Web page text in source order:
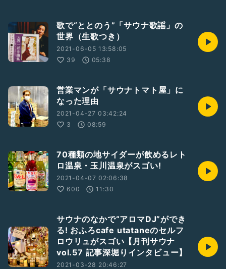
歌で“ととのう”「サウナ歌謡」の
世界（生歌つき）
2021-06-05 13:58:05
39
05:38
営業マンが「サウナトマト屋」に
なった理由
2021-04-27 03:42:24
3
08:59
70種類の地サイダーが飲めるレト
ロ温泉・玉川温泉がスゴい!
2021-04-07 02:06:38
600
11:30
サウナのなかで“アロマDJ”ができ
る! おふろcafe utataneのセルフ
ロウリュがスゴい【月刊サウナ
vol.57 記事深堀りインタビュー】
2021-03-28 20:46:27